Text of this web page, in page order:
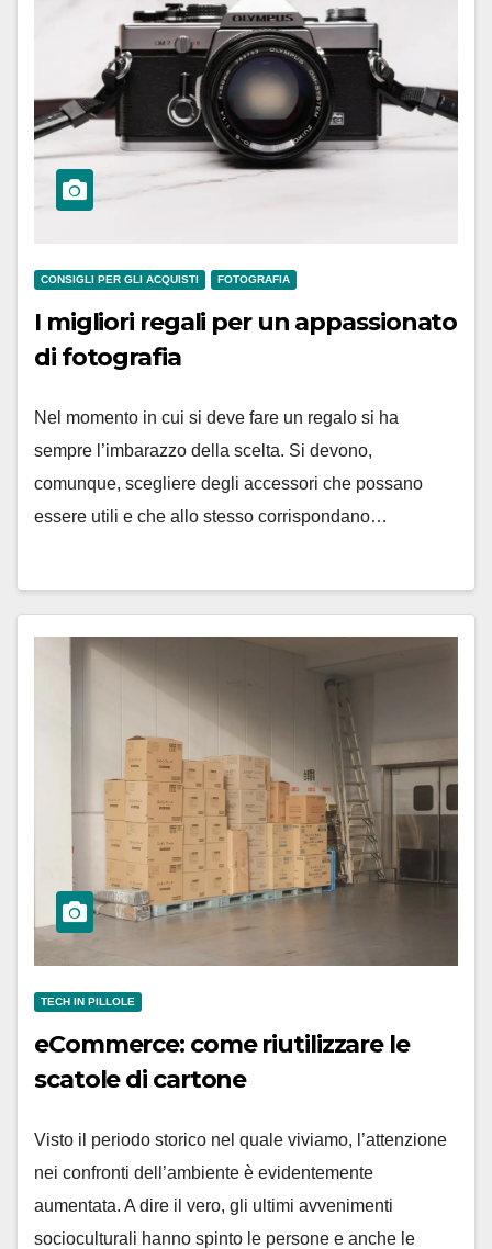
CONSIGLI PER GLI ACQUISTI FOTOGRAFIA
I migliori regali per un appassionato
di fotografia
Nel momento in cui si deve fare un regalo si ha
sempre l’imbarazzo della scelta. Si devono,
comunque, scegliere degli accessori che possano
essere utili e che allo stesso corrispondano…
TECH IN PILLOLE
eCommerce: come riutilizzare le
scatole di cartone
Visto il periodo storico nel quale viviamo, l’attenzione
nei confronti dell’ambiente è evidentemente
aumentata. A dire il vero, gli ultimi avvenimenti
socioculturali hanno spinto le persone e anche le